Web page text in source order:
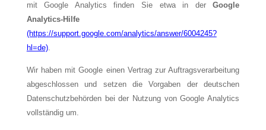
mit Google Analytics finden Sie etwa in derGoogle
Analytics-Hilfe
(https://support.google.com/analytics/answer/6004245?
hl=de).
Wir haben mit Google einen Vertrag zur Auftragsverarbeitung
abgeschlossen und setzen die Vorgaben der deutschen
Datenschutzbehörden bei der Nutzung von Google Analytics
vollständig um.